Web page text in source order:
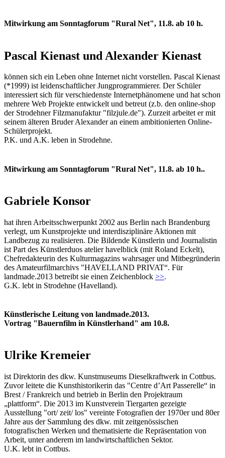
Mitwirkung am Sonntagforum "Rural Net", 11.8. ab 10 h.
Pascal Kienast und Alexander Kienast
können sich ein Leben ohne Internet nicht vorstellen. Pascal Kienast
(*1999) ist leidenschaftlicher Jungprogrammierer. Der Schüler
interessiert sich für verschiedenste Internetphänomene und hat schon
mehrere Web Projekte entwickelt und betreut (z.b. den online-shop
der Strodehner Filzmanufaktur "filzjule.de"). Zurzeit arbeitet er mit
seinem älteren Bruder Alexander an einem ambitionierten Online-
Schülerprojekt.
P.K. und A.K. leben in Strodehne.
Mitwirkung am Sonntagforum "Rural Net", 11.8. ab 10 h..
Gabriele Konsor
hat ihren Arbeitsschwerpunkt 2002 aus Berlin nach Brandenburg
verlegt, um Kunstprojekte und interdisziplinäre Aktionen mit
Landbezug zu realisieren. Die Bildende Künstlerin und Journalistin
ist Part des Künstlerduos atelier havelblick (mit Roland Eckelt),
Chefredakteurin des Kulturmagazins wahrsager und Mitbegründerin
des Amateurfilmarchivs "HAVELLAND PRIVAT“. Für
landmade.2013 betreibt sie einen Zeichenblock >>.
G.K. lebt in Strodehne (Havelland).
Künstlerische Leitung von landmade.2013.
Vortrag "Bauernfilm in Künstlerhand" am 10.8.
Ulrike Kremeier
ist Direktorin des dkw. Kunstmuseums Dieselkraftwerk in Cottbus.
Zuvor leitete die Kunsthistorikerin das "Centre d’Art Passerelle“ in
Brest / Frankreich und betrieb in Berlin den Projektraum
„plattform“. Die 2013 im Kunstverein Tiergarten gezeigte
Ausstellung "ort/ zeit/ los" vereinte Fotografien der 1970er und 80er
Jahre aus der Sammlung des dkw. mit zeitgenössischen
fotografischen Werken und thematisierte die Repräsentation von
Arbeit, unter anderem im landwirtschaftlichen Sektor.
U.K. lebt in Cottbus.